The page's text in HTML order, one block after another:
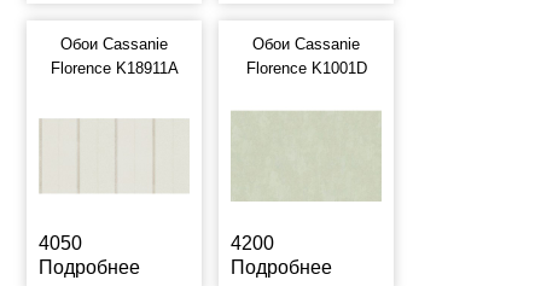
Обои Cassanie
Florence K18911A
4050
Подробнее
Обои Cassanie
Florence K1001D
4200
Подробнее